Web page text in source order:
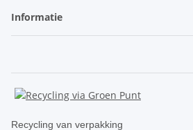
Informatie
Recycling van verpakking